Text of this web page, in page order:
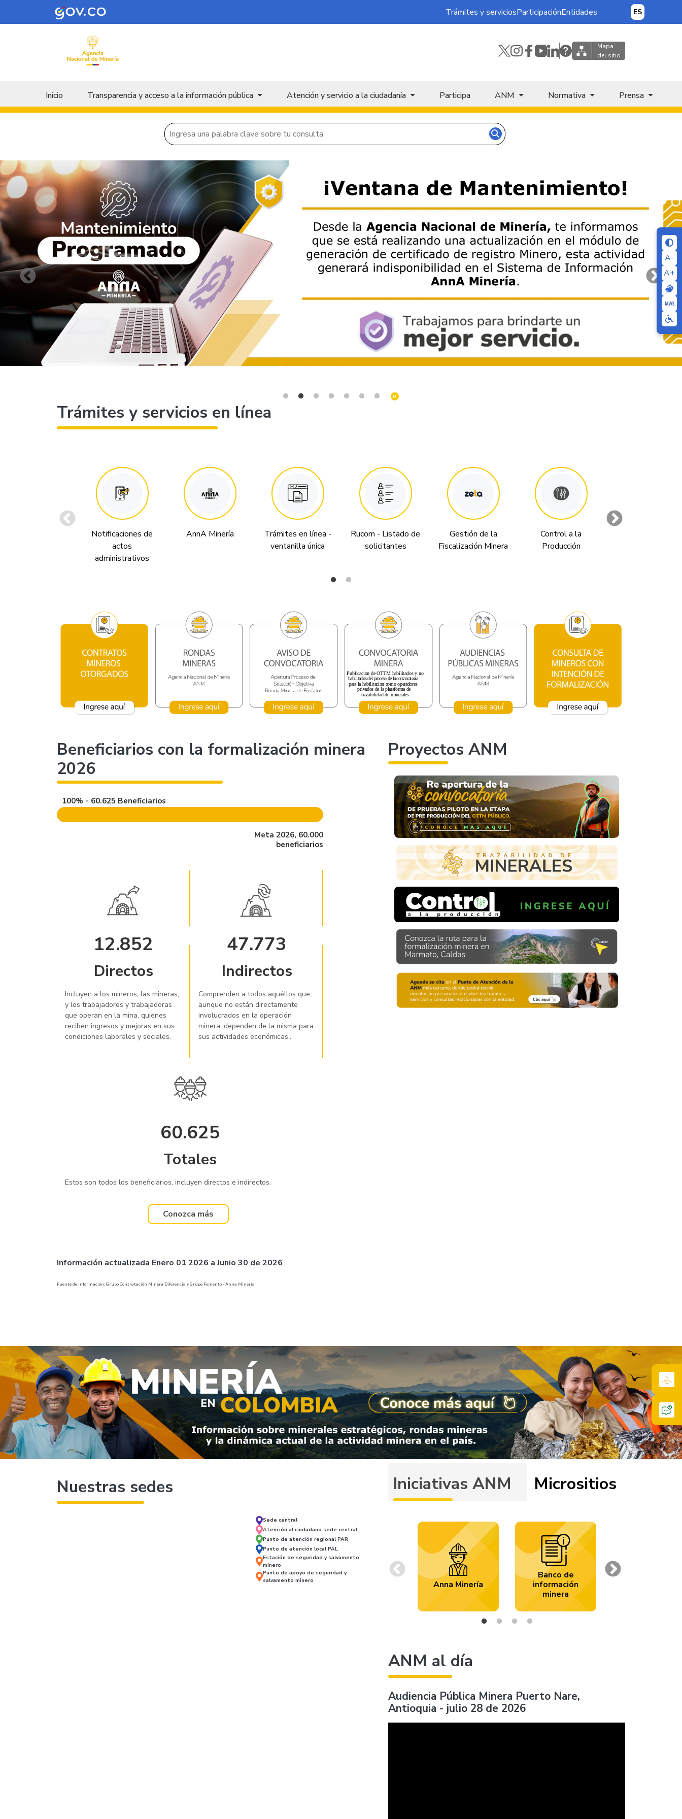
Skip to main content
A-
A+
Trámites y serviciosParticipaciónEntidades ES
Mapa
del sitio
Menu principal
Inicio Transparencia y acceso a la información pública Atención y servicio a la ciudadanía Participa ANM Normativa Prensa
Trámites y servicios en línea
Notificaciones de
actos
administrativos
AnnA Minería
Trámites en línea -
ventanilla única
Rucom - Listado de
solicitantes
Gestión de la
Fiscalización Minera
Control a la
Producción
Beneficiarios con la formalización minera
2026
100% - 60.625 Beneficiarios
Meta 2026, 60.000
beneficiarios
12.852
Directos
Incluyen a los mineros, las mineras,
y los trabajadores y trabajadoras
que operan en la mina, quienes
reciben ingresos y mejoras en sus
condiciones laborales y sociales.
47.773
Indirectos
Comprenden a todos aquéllos que,
aunque no están directamente
involucrados en la operación
minera, dependen de la misma para
sus actividades económicas...
60.625
Totales
Estos son todos los beneficiarios, incluyen directos e indirectos.
Conozca más
Información actualizada Enero 01 2026 a Junio 30 de 2026
Fuente de información: Grupo Contratación Minera Diferencia y Grupo Fomento - Anna Mineria
Proyectos ANM
Nuestras sedes
Sede central
Atención al ciudadano sede central
Punto de atención regional PAR
Punto de atención local PAL
Estación de seguridad y salvamento
minero
Punto de apoyo de seguridad y
salvamento minero
Iniciativas ANM Micrositios
Anna Minería
Banco de
información
minera
Previous
ANM al día
Audiencia Pública Minera Puerto Nare,
Antioquia - julio 28 de 2026